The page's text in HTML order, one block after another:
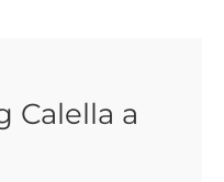
Calella a